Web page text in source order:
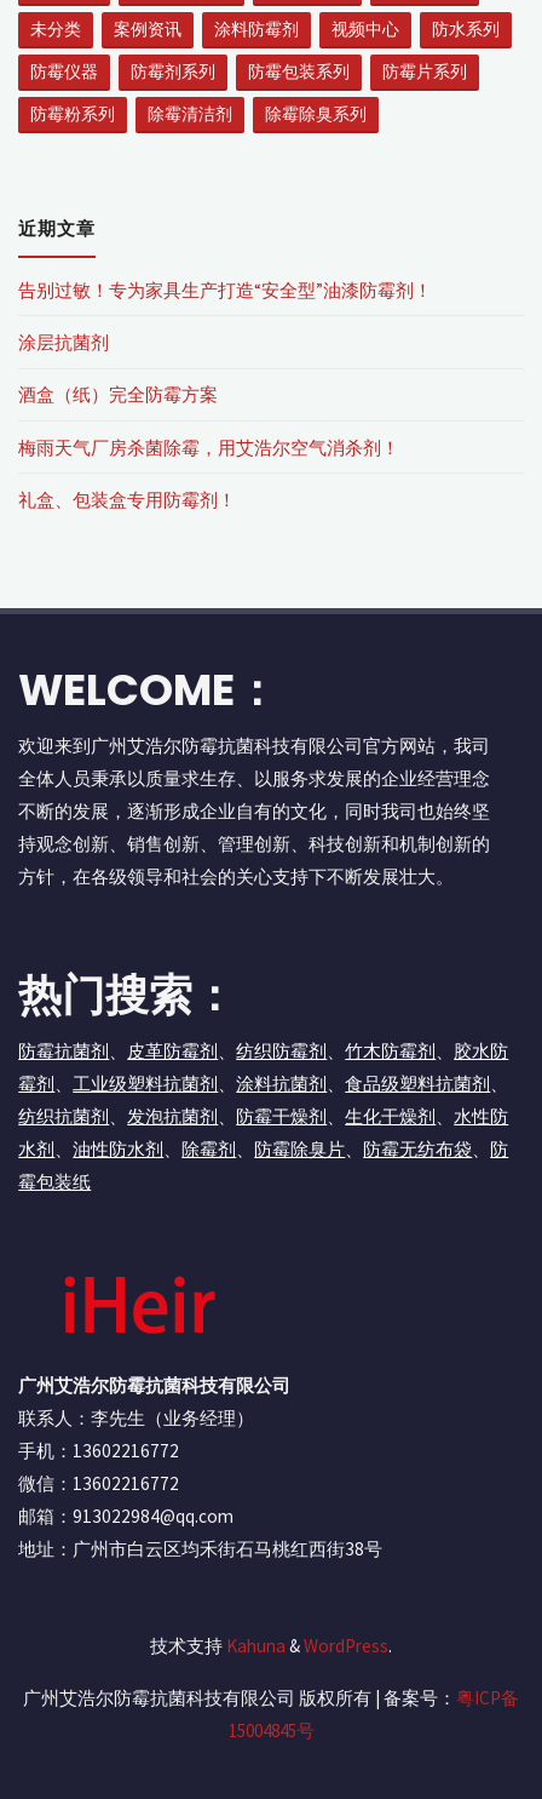
未分类
案例资讯 涂料防霉剂 视频中心
防水系列
防霉仪器
防霉剂系列 防霉包装系列
防霉片系列
防霉粉系列
除霉清洁剂 除霉除臭系列
近期文章
告别过敏！专为家具生产打造“安全型”油漆防霉剂！
涂层抗菌剂
酒盒（纸）完全防霉方案
梅雨天气厂房杀菌除霉，用艾浩尔空气消杀剂！
礼盒、包装盒专用防霉剂！
WELCOME：
欢迎来到广州艾浩尔防霉抗菌科技有限公司官方网站，我司
全体人员秉承以质量求生存、以服务求发展的企业经营理念
不断的发展，逐渐形成企业自有的文化，同时我司也始终坚
持观念创新、销售创新、管理创新、科技创新和机制创新的
方针，在各级领导和社会的关心支持下不断发展壮大。
热门搜索：
防霉抗菌剂 、 皮革防霉剂 、纺织防霉剂 、竹木防霉剂 、 胶水防
霉剂 、工业级塑料抗菌剂 、涂料抗菌剂 、食品级塑料抗菌剂 、
纺织抗菌剂 、发泡抗菌剂 、 防霉干燥剂 、生化干燥剂 、水性防
水剂 、油性防水剂 、 除霉剂 、 防霉除臭片、 防霉无纺布袋、 防
霉包装纸
广州艾浩尔防霉抗菌科技有限公司
联系人：李先生（业务经理）
手机：13602216772
微信：13602216772
邮箱：913022984@qq.com
地址：广州市白云区均禾街石马桃红西街38号
技术支持 Kahuna &WordPress.
广州艾浩尔防霉抗菌科技有限公司 版权所有 | 备案号： 粤ICP备
15004845号